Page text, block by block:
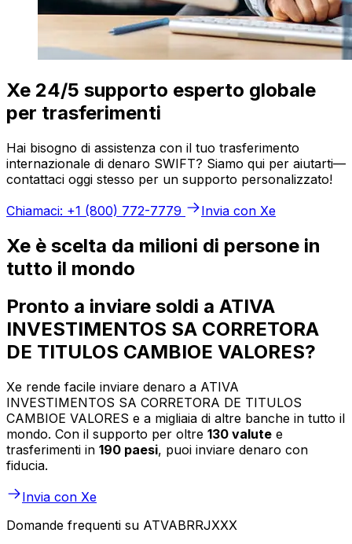
Xe 24/5 supporto esperto globale
per trasferimenti
Hai bisogno di assistenza con il tuo trasferimento
internazionale di denaro SWIFT? Siamo qui per aiutarti—
contattaci oggi stesso per un supporto personalizzato!
Chiamaci: +1 (800) 772-7779
Invia con Xe
Xe è scelta da milioni di persone in
tutto il mondo
Pronto a inviare soldi a ATIVA
INVESTIMENTOS SA CORRETORA
DE TITULOS CAMBIOE VALORES?
Xe rende facile inviare denaro a ATIVA
INVESTIMENTOS SA CORRETORA DE TITULOS
CAMBIOE VALORES e a migliaia di altre banche in tutto il
mondo. Con il supporto per oltre 130 valute e
trasferimenti in 190 paesi, puoi inviare denaro con
fiducia.
Invia con Xe
Domande frequenti su ATVABRRJXXX